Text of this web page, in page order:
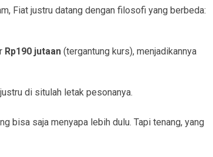
Fiat justru datang dengan filosofi yang berbeda:
Rp190 jutaan (tergantung kurs), menjadikannya
di situlah letak pesonanya.
bisa saja menyapa lebih dulu. Tapi tenang, yang